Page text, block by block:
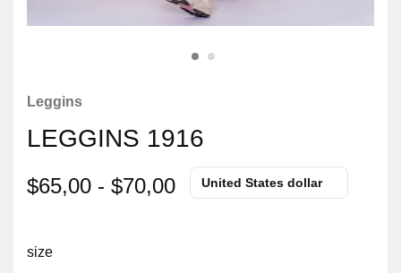
Leggins
LEGGINS 1916
$65,00 - $70,00 United States dollar
size